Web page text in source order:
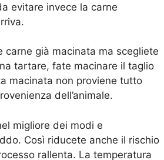
evitare invece la carne
già macinata ma scegliete
tartare, fate macinare il taglio
macinata non proviene tutto
dell’animale.
migliore dei modi e
Così riducete anche il rischio
rallenta. La temperatura